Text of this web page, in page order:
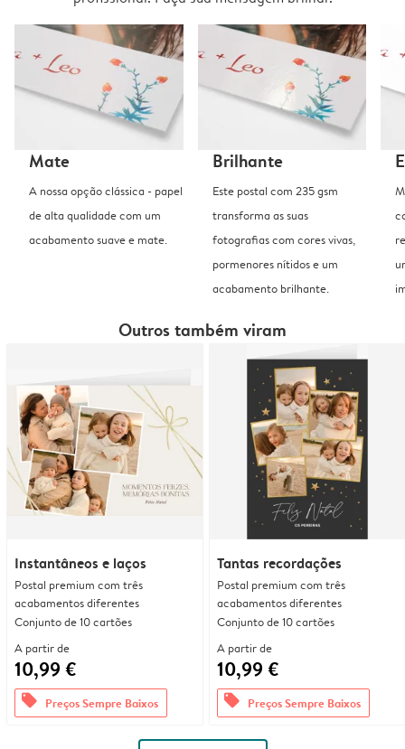
Mate
A nossa opção clássica - papel
de alta qualidade com um
acabamento suave e mate.
Brilhante
Este postal com 235 gsm
transforma as suas
fotografias com cores vivas,
pormenores nítidos e um
acabamento brilhante.
Outros também viram
Instantâneos e laços
Postal premium com três
acabamentos diferentes
Conjunto de 10 cartões
A partir de
10,99 €
offers Preços Sempre Baixos
Tantas recordações
Postal premium com três
acabamentos diferentes
Conjunto de 10 cartões
A partir de
10,99 €
offers Preços Sempre Baixos